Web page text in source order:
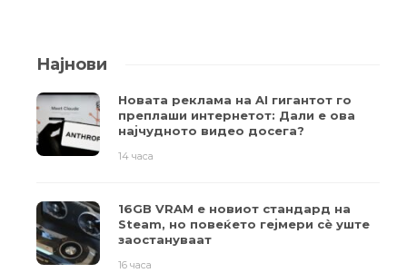
Најнови
Новата реклама на AI гигантот го
преплаши интернетот: Дали е ова
најчудното видео досега?
14 часа
16GB VRAM е новиот стандард на
Steam, но повеќето гејмери ​​сè уште
заостануваат
16 часа